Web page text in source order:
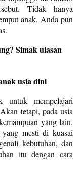
Tidak hanya
anak, Anda pun
Simak ulasan
usia dini
untuk mempelajari
tetapi, pada usia
yang lain.
mesti di kuasai
kebutuhan, dan
itu dengan cara